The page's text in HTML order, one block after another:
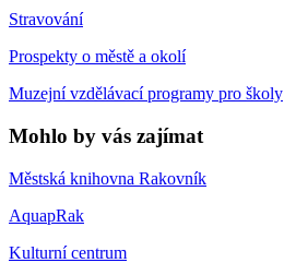
Stravování
Prospekty o městě a okolí
Muzejní vzdělávací programy pro školy
Mohlo by vás zajímat
Městská knihovna Rakovník
AquapRak
Kulturní centrum